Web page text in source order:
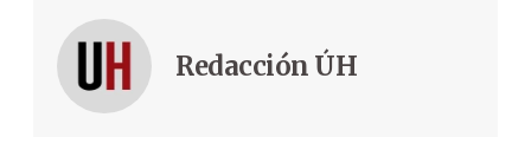
Redacción ÚH